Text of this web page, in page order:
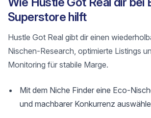
Superstore hilft
Hustle Got Real gibt dir einen
Nischen-Research, optimierte Listings
Monitoring für stabile Marge.
Mit dem Niche Finder eine Eco-
und machbarer Konkurrenz